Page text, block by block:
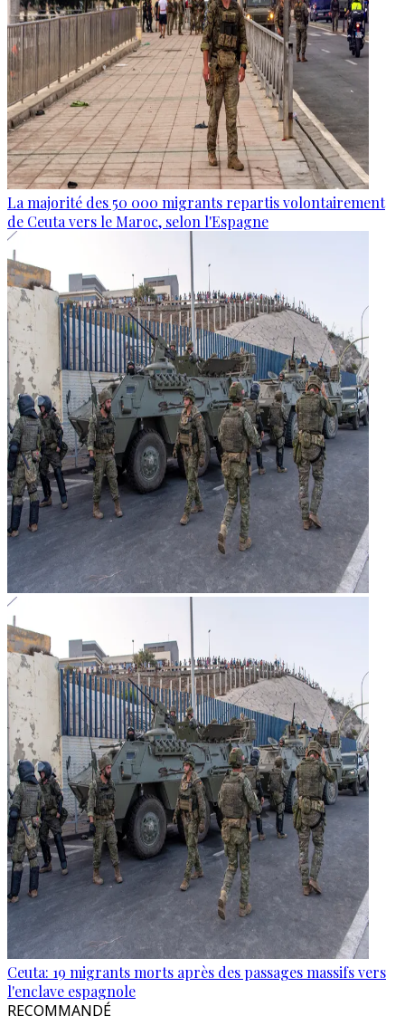
La majorité des 50 000 migrants repartis volontairement
de Ceuta vers le Maroc, selon l'Espagne
Ceuta: 19 migrants morts après des passages massifs vers
l'enclave espagnole
RECOMMANDÉ